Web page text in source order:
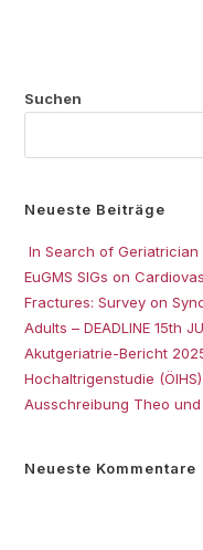
Suchen
Neueste Beiträge
In Search of Geriatrician
EuGMS SIGs on
Fractures: Survey on
Adults – DEADLINE 15th
Akutgeriatrie-Bericht
Hochaltrigenstudie (ÖIHS)
Ausschreibung Theo
Neueste Kommentare